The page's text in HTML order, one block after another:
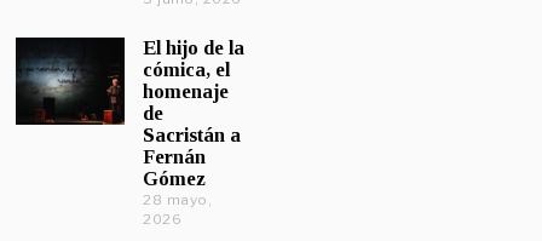
El hijo de la
cómica, el
homenaje
de
Sacristán a
Fernán
Gómez
28 mayo,
2026